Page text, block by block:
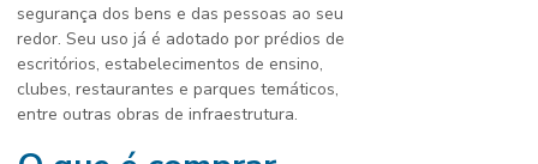
segurança dos bens e das pessoas ao seu
redor. Seu uso já é adotado por prédios de
escritórios, estabelecimentos de ensino,
clubes, restaurantes e parques temáticos,
entre outras obras de infraestrutura.